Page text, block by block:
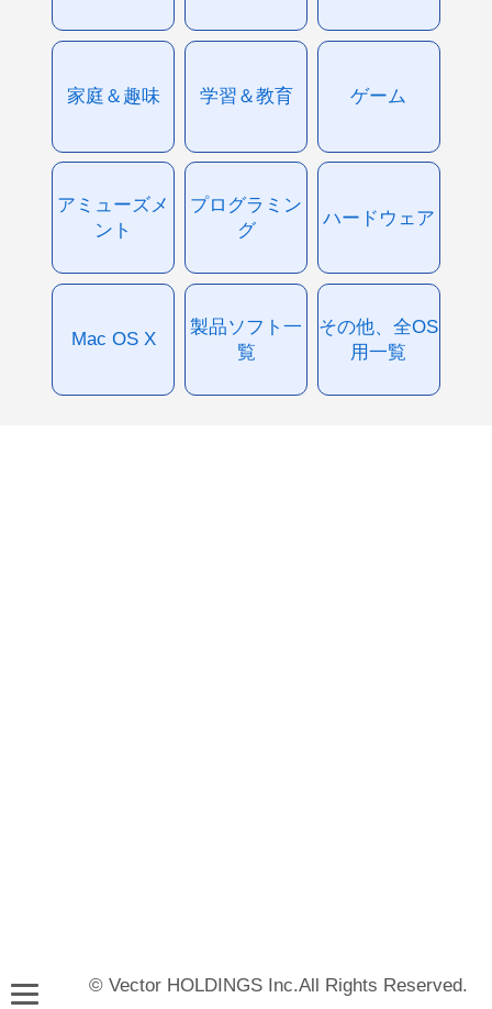
家庭＆趣味 学習＆教育 ゲーム
アミューズメ
ント
プログラミン
グ
ハードウェア
Mac OS X
製品ソフト一
覧
その他、全OS
用一覧
© Vector HOLDINGS Inc.All Rights Reserved.